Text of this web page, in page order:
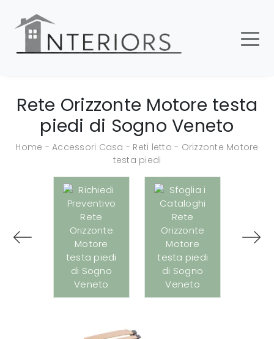
Rete Orizzonte Motore testa
piedi di Sogno Veneto
Home -Accessori Casa - Reti letto - Orizzonte Motore
testa piedi